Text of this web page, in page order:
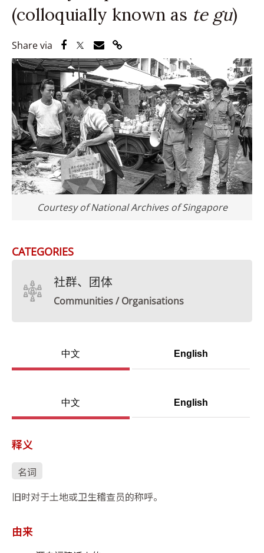
(colloquially known as te gu)
Share via Share via Facebook
Share via Twitter
Share via Email
Share via Link
Courtesy of National Archives of Singapore
CATEGORIES
社群、团体
Communities / Organisations
中文 English
中文 English
释义
名词
旧时对于土地或卫生稽查员的称呼。
由来